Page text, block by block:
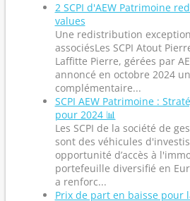
2 SCPI d'AEW Patrimoine
values
Une redistribution
associésLes SCPI Atout
Laffitte Pierre, gérées par
annoncé en octobre 2024
complémentaire...
SCPI AEW Patrimoine :
pour 2024 📊
Les SCPI de la société de
sont des véhicules
opportunité d’accès à
portefeuille diversifié en
a renforc...
Prix de part en baisse pour